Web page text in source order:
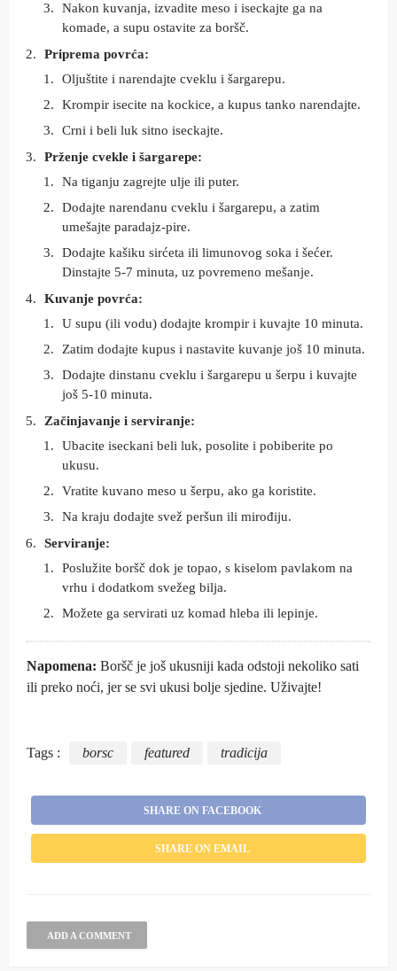
Nakon kuvanja, izvadite meso i iseckajte ga na
komade, a supu ostavite za boršč.
Priprema povrća:
Oljuštite i narendajte cveklu i šargarepu.
Krompir isecite na kockice, a kupus tanko narendajte.
Crni i beli luk sitno iseckajte.
Prženje cvekle i šargarepe:
Na tiganju zagrejte ulje ili puter.
Dodajte narendanu cveklu i šargarepu, a zatim
umešajte paradajz-pire.
Dodajte kašiku sirćeta ili limunovog soka i šećer.
Dinstajte 5-7 minuta, uz povremeno mešanje.
Kuvanje povrća:
U supu (ili vodu) dodajte krompir i kuvajte 10 minuta.
Zatim dodajte kupus i nastavite kuvanje još 10 minuta.
Dodajte dinstanu cveklu i šargarepu u šerpu i kuvajte
još 5-10 minuta.
Začinjavanje i serviranje:
Ubacite iseckani beli luk, posolite i pobiberite po
ukusu.
Vratite kuvano meso u šerpu, ako ga koristite.
Na kraju dodajte svež peršun ili mirođiju.
Serviranje:
Poslužite boršč dok je topao, s kiselom pavlakom na
vrhu i dodatkom svežeg bilja.
Možete ga servirati uz komad hleba ili lepinje.
Napomena: Boršč je još ukusniji kada odstoji nekoliko sati
ili preko noći, jer se svi ukusi bolje sjedine. Uživajte!
Tags : borsc featured tradicija
SHARE ON FACEBOOK
SHARE ON EMAIL
ADD A COMMENT